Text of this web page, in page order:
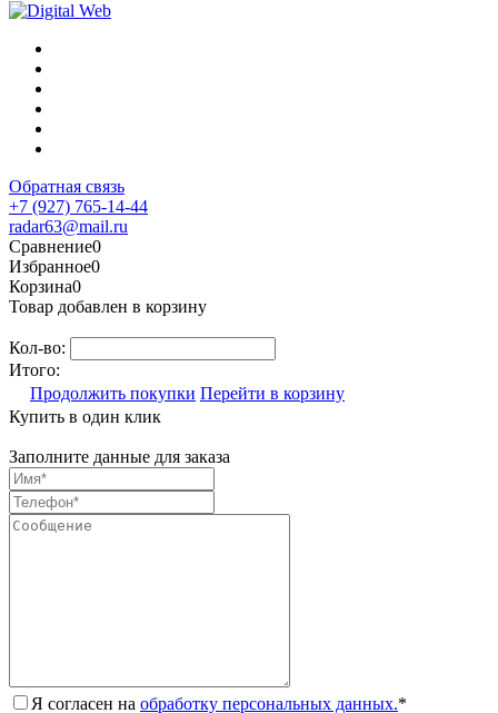
Обратная связь
+7 (927) 765-14-44
radar63@mail.ru
Сравнение0
Избранное0
Корзина0
Товар добавлен в корзину
Кол-во:
Итого:
Продолжить покупки Перейти в корзину
Купить в один клик
Заполните данные для заказа
Я согласен на обработку персональных данных.*